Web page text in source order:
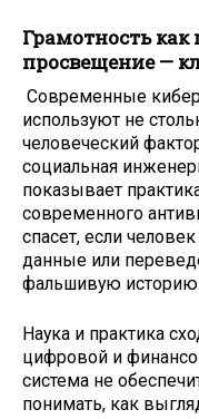
Грамотность
просвещение —
Современные
используют не
человеческий
социальная
показывает
современного
спасет, если
данные или
фальшивую историю.
Наука и практика
цифровой и
система не
понимать, как